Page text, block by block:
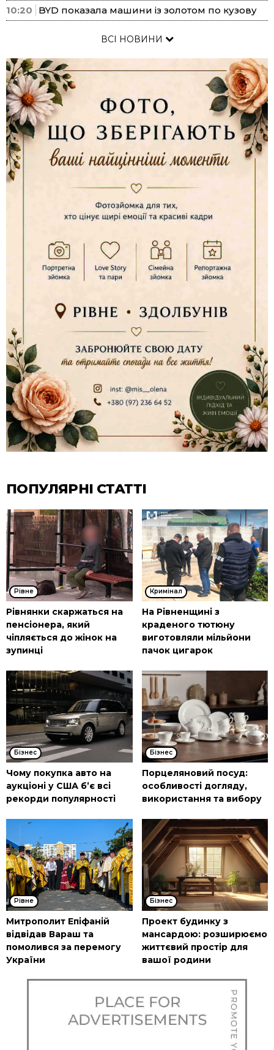
10:20
BYD показала машини із золотом по кузову
ВСІ НОВИНИ
ПОПУЛЯРНІ СТАТТІ
Рівне
Рівнянки скаржаться на
пенсіонера, який
чіпляється до жінок на
зупинці
Кримінал
На Рівненщині з
краденого тютюну
виготовляли мільйони
пачок цигарок
Бізнес
Чому покупка авто на
аукціоні у США б’є всі
рекорди популярності
Бізнес
Порцеляновий посуд:
особливості догляду,
використання та вибору
Рівне
Митрополит Епіфаній
відвідав Вараш та
помолився за перемогу
України
Бізнес
Проект будинку з
мансардою: розширюємо
життєвий простір для
вашої родини